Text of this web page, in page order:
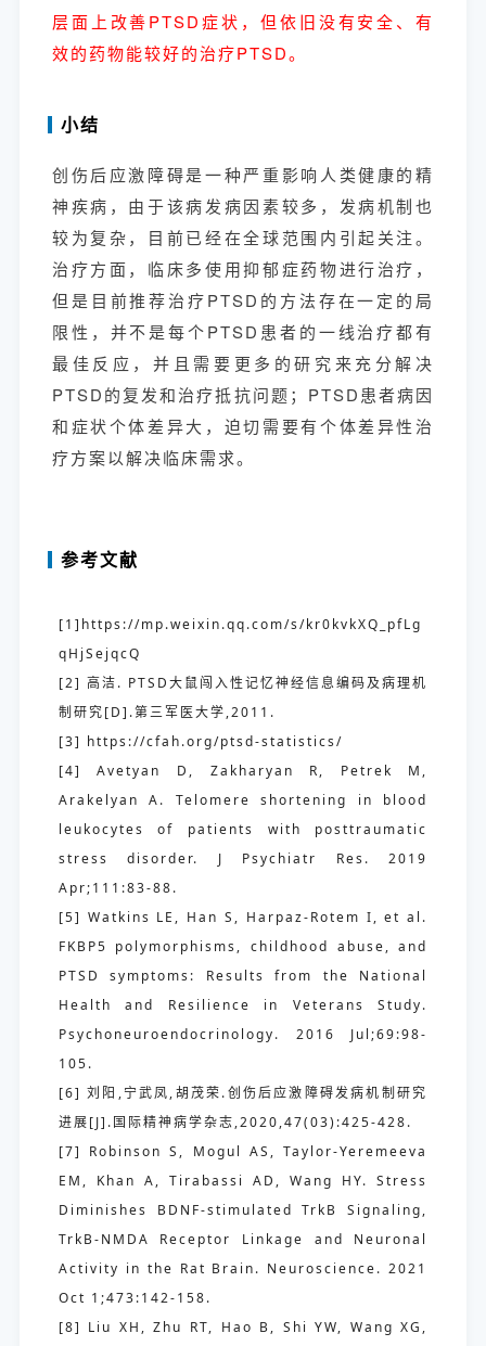
层面上改善PTSD症状，但依旧没有安全、有
效的药物能较好的治疗PTSD。
小结
创伤后应激障碍是一种严重影响人类健康的精
神疾病，由于该病发病因素较多，发病机制也
较为复杂，目前已经在全球范围内引起关注。
治疗方面，临床多使用抑郁症药物进行治疗，
但是目前推荐治疗PTSD的方法存在一定的局
限性，并不是每个PTSD患者的一线治疗都有
最佳反应，并且需要更多的研究来充分解决
PTSD的复发和治疗抵抗问题；PTSD患者病因
和症状个体差异大，迫切需要有个体差异性治
疗方案以解决临床需求。
参考文献
[1]https://mp.weixin.qq.com/s/kr0kvkXQ_pfLg
qHjSejqcQ
[2] 高洁. PTSD大鼠闯入性记忆神经信息编码及病理机
制研究[D].第三军医大学,2011.
[3] https://cfah.org/ptsd-statistics/
[4] Avetyan D, Zakharyan R, Petrek M,
Arakelyan A. Telomere shortening in blood
leukocytes of patients with posttraumatic
stress disorder. J Psychiatr Res. 2019
Apr;111:83-88.
[5] Watkins LE, Han S, Harpaz-Rotem I, et al.
FKBP5 polymorphisms, childhood abuse, and
PTSD symptoms: Results from the National
Health and Resilience in Veterans Study.
Psychoneuroendocrinology. 2016 Jul;69:98-
105.
[6] 刘阳,宁武凤,胡茂荣.创伤后应激障碍发病机制研究
进展[J].国际精神病学杂志,2020,47(03):425-428.
[7] Robinson S, Mogul AS, Taylor-Yeremeeva
EM, Khan A, Tirabassi AD, Wang HY. Stress
Diminishes BDNF-stimulated TrkB Signaling,
TrkB-NMDA Receptor Linkage and Neuronal
Activity in the Rat Brain. Neuroscience. 2021
Oct 1;473:142-158.
[8] Liu XH, Zhu RT, Hao B, Shi YW, Wang XG,